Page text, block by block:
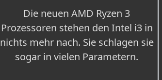
Die neuen AMD Ryzen 3
Prozessoren stehen den Intel i3 in
nichts mehr nach. Sie schlagen sie
sogar in vielen Parametern.